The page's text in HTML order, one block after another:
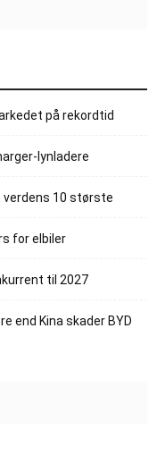
på rekordtid
lynladere
verdens 10 største
for elbiler
til 2027
end Kina skader BYD